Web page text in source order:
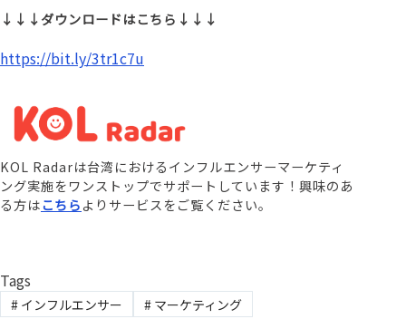
↓↓↓ダウンロードはこちら↓↓↓
https://bit.ly/3tr1c7u
KOL Radarは台湾におけるインフルエンサーマーケティ
ング実施をワンストップでサポートしています！興味のあ
る方はこちらよりサービスをご覧ください。
Tags
#インフルエンサー #マーケティング